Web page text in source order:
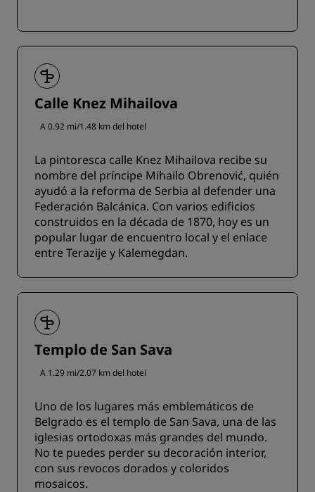
Calle Knez Mihailova
A 0.92 mi/1.48 km del hotel
La pintoresca calle Knez Mihailova recibe su
nombre del príncipe Mihailo Obrenović, quién
ayudó a la reforma de Serbia al defender una
Federación Balcánica. Con varios edificios
construidos en la década de 1870, hoy es un
popular lugar de encuentro local y el enlace
entre Terazije y Kalemegdan.
Templo de San Sava
A 1.29 mi/2.07 km del hotel
Uno de los lugares más emblemáticos de
Belgrado es el templo de San Sava, una de las
iglesias ortodoxas más grandes del mundo.
No te puedes perder su decoración interior,
con sus revocos dorados y coloridos
mosaicos.